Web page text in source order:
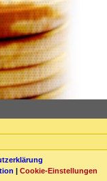
| Cookie-Einstellungen